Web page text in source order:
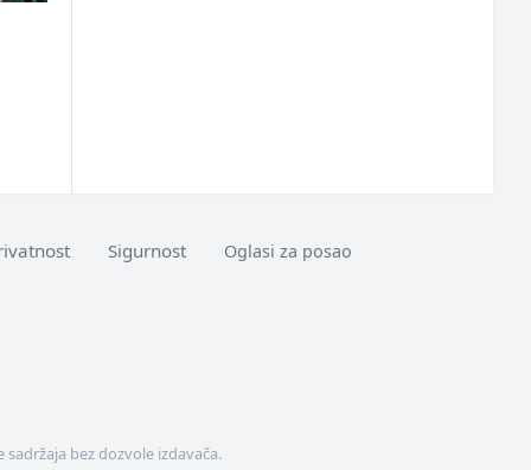
Sigurnost Oglasi za posao
bez dozvole izdavača.